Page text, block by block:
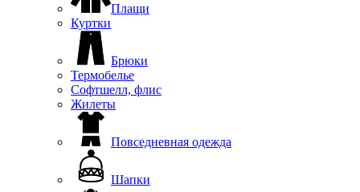
Плащи
Куртки
Брюки
Термобелье
Софтшелл, флис
Жилеты
Повседневная одежда
Шапки